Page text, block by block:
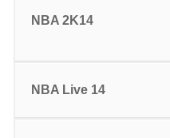
NBA 2K14
NBA Live 14